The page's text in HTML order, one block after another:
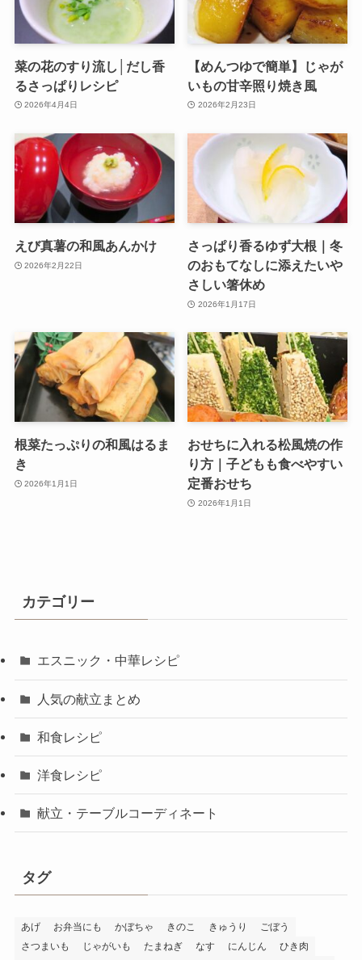
菜の花のすり流し│だし香
るさっぱりレシピ
2026年4月4日
【めんつゆで簡単】じゃが
いもの甘辛照り焼き風
2026年2月23日
えび真薯の和風あんかけ
2026年2月22日
さっぱり香るゆず大根｜冬
のおもてなしに添えたいや
さしい箸休め
2026年1月17日
根菜たっぷりの和風はるま
き
2026年1月1日
おせちに入れる松風焼の作
り方｜子どもも食べやすい
定番おせち
2026年1月1日
カテゴリー
エスニック・中華レシピ
人気の献立まとめ
和食レシピ
洋食レシピ
献立・テーブルコーディネート
タグ
あげ お弁当にも かぼちゃ きのこ きゅうり
ごぼう
さつまいも
じゃがいも たまねぎ なす にんじん ひき肉